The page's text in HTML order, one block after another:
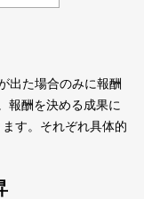
出た場合のみに報酬
報酬を決める成果に
す。それぞれ具体的